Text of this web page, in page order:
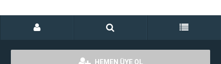
HEMEN ÜYE OL